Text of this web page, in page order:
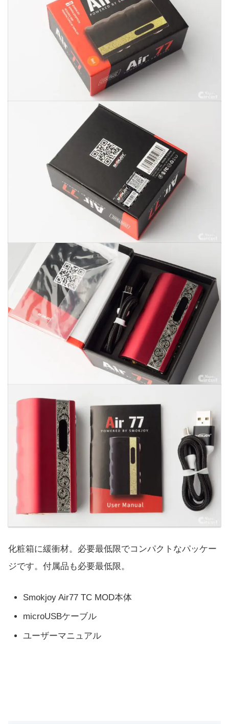
化粧箱に緩衝材。必要最低限でコンパクトなパッケー
ジです。付属品も必要最低限。
Smokjoy Air77 TC MOD本体
microUSBケーブル
ユーザーマニュアル